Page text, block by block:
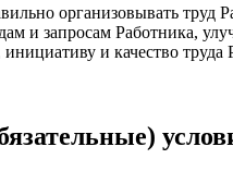
организовывать
и запросам Работника,
и качество труда